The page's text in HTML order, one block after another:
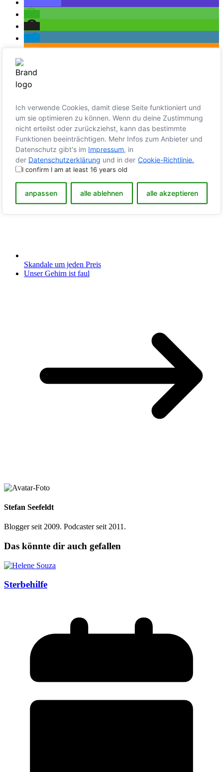
Ich verwende Cookies, damit diese Seite funktioniert und
um sie optimieren zu können. Wenn du deine Zustimmung
nicht erteilst oder zurückziehst, kann das bestimmte
Funktionen beeinträchtigen. Mehr Infos zum Anbieter und
Datenschutz gibt's im Impressum, in
der Datenschutzerklärung und in der Cookie-Richtlinie.
I confirm I am at least 16 years old
anpassen alle ablehnen alle akzeptieren
Skandale um jeden Preis
Unser Gehirn ist faul
Stefan Seefeldt
Blogger seit 2009. Podcaster seit 2011.
Das könnte dir auch gefallen
Sterbehilfe